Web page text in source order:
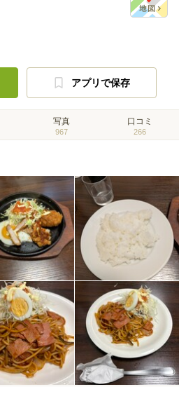
アプリで保存
写真
967
口コミ
266